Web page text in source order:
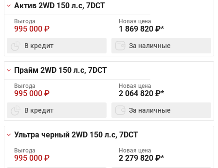
Актив 2WD 150 л.с, 7DCT
Выгода
995 000 ₽
Новая цена
1 869 820 ₽*
В кредит За наличные
Прайм 2WD 150 л.с, 7DCT
Выгода
995 000 ₽
Новая цена
2 064 820 ₽*
В кредит За наличные
Ультра черный 2WD 150 л.с, 7DCT
Выгода
995 000 ₽
Новая цена
2 279 820 ₽*